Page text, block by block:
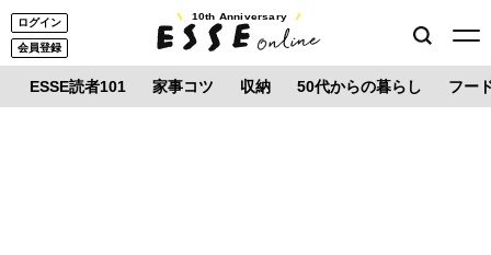
ログイン
会員登録
10th Anniversary
ESSE読者101 家事コツ 収納 50代からの暮らし フー